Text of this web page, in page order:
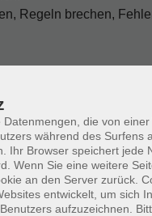
Regeln brechen,
Stärken,
mag - eigene
Datenmengen, die von
während des Surfens
Ihr Browser speichert jede
Wenn Sie eine weitere
an den Server zurück.
entwickelt, um sich
aufzuzeichnen.